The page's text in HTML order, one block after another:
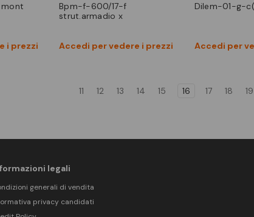
i prezzi
bpm-f-600/17-f
strut.armadio x
Accedi per vedere i prezzi
Vedi prodotto
Confronta
dilem-01-g-
Accedi per
11 12 13 14 15 16 17 18 19
legali
generali di vendita
privacy candidati